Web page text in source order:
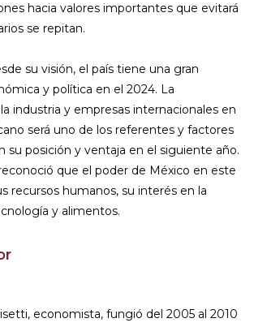
hacia valores importantes que evitará
se repitan.
su visión, el país tiene una gran
y política en el 2024. La
industria y empresas internacionales en
será uno de los referentes y factores
su posición y ventaja en el siguiente año.
que el poder de México en este
recursos humanos, su interés en la
y alimentos.
economista, fungió del 2005 al 2010